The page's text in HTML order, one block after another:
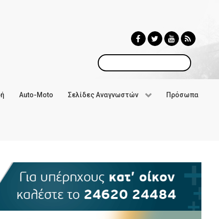
Αναζήτηση
Auto-Moto Σελίδες Αναγνωστών Πρόσωπα